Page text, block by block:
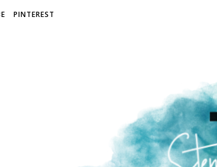
PINTEREST